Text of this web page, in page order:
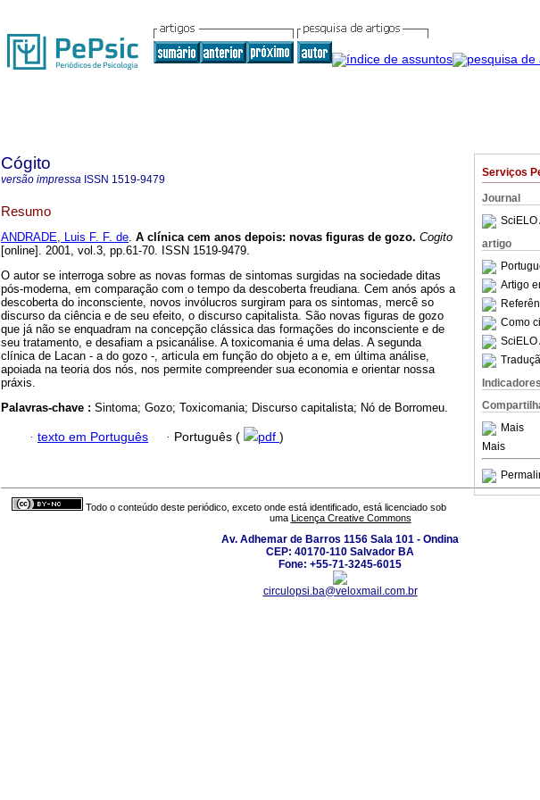
Serviços
Journal
SciELO
artigo
Artigo
Como
SciELO
Indicadores
Mais
Mais
Cógito
versão impressa ISSN 1519-9479
Resumo
ANDRADE, Luis F. F. de. A clínica cem anos depois: novas figuras de gozo. Cogito
[online]. 2001, vol.3, pp.61-70. ISSN 1519-9479.
O autor se interroga sobre as novas formas de sintomas surgidas na sociedade ditas
pós-moderna, em comparação com o tempo da descoberta freudiana. Cem anós após a
descoberta do inconsciente, novos invólucros surgiram para os sintomas, mercê so
discurso da ciência e de seu efeito, o discurso capitalista. São novas figuras de gozo
que já não se enquadram na concepção clássica das formações do inconsciente e de
seu tratamento, e desafiam a psicanálise. A toxicomania é uma delas. A segunda
clínica de Lacan - a do gozo -, articula em função do objeto a e, em última análise,
apoiada na teoria dos nós, nos permite compreender sua economia e orientar nossa
práxis.
Palavras-chave : Sintoma; Gozo; Toxicomania; Discurso capitalista; Nó de Borromeu.
· texto em Português · Português ( pdf )
Todo o conteúdo deste periódico, exceto onde está identificado, está licenciado sob
uma Licença Creative Commons
Av. Adhemar de Barros 1156 Sala 101 - Ondina
CEP: 40170-110 Salvador BA
Fone: +55-71-3245-6015
circulopsi.ba@veloxmail.com.br